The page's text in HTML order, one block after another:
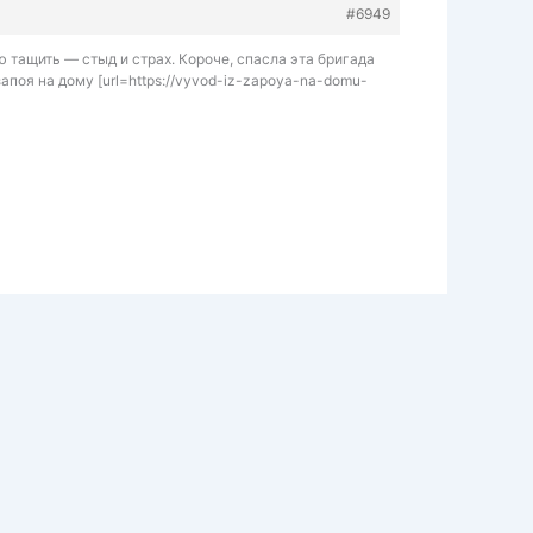
#6949
— стыд и страх. Короче, спасла эта бригада
на дому [url=https://vyvod-iz-zapoya-na-domu-